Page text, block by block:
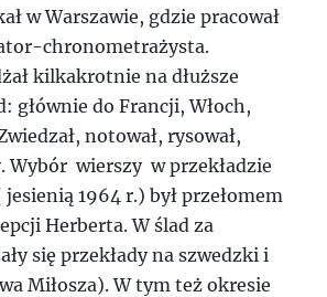
w Warszawie, gdzie pracował
chronometrażysta.
kilkakrotnie na dłuższe
głównie do Francji, Włoch,
notował, rysował,
Wybór wierszy w przekładzie
1964 r.) był przełomem
Herberta. W ślad za
się przekłady na szwedzki i
Miłosza). W tym też okresie